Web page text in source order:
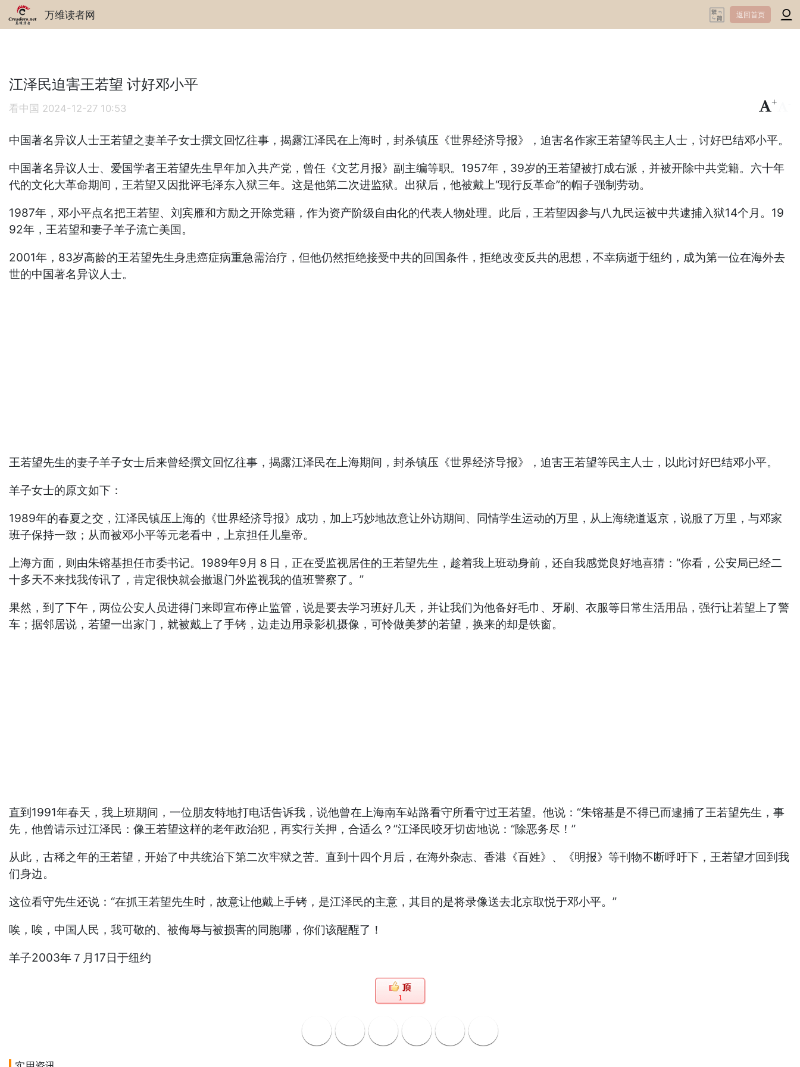
万维读者网 返回首页
江泽民迫害王若望 讨好邓小平
看中国 2024-12-27 10:53
+
中国著名异议人士王若望之妻羊子女士撰文回忆往事，揭露江泽民在上海时，封杀镇压《世界经济导报》，迫害名作家王若望等民主人士，讨好巴结邓小平。
中国著名异议人士、爱国学者王若望先生早年加入共产党，曾任《文艺月报》副主编等职。1957年，39岁的王若望被打成右派，并被开除中共党籍。六十年
代的文化大革命期间，王若望又因批评毛泽东入狱三年。这是他第二次进监狱。出狱后，他被戴上“现行反革命”的帽子强制劳动。
1987年，邓小平点名把王若望、刘宾雁和方励之开除党籍，作为资产阶级自由化的代表人物处理。此后，王若望因参与八九民运被中共逮捕入狱14个月。19
92年，王若望和妻子羊子流亡美国。
2001年，83岁高龄的王若望先生身患癌症病重急需治疗，但他仍然拒绝接受中共的回国条件，拒绝改变反共的思想，不幸病逝于纽约，成为第一位在海外去
世的中国著名异议人士。
王若望先生的妻子羊子女士后来曾经撰文回忆往事，揭露江泽民在上海期间，封杀镇压《世界经济导报》，迫害王若望等民主人士，以此讨好巴结邓小平。
羊子女士的原文如下：
1989年的春夏之交，江泽民镇压上海的《世界经济导报》成功，加上巧妙地故意让外访期间、同情学生运动的万里，从上海绕道返京，说服了万里，与邓家
班子保持一致；从而被邓小平等元老看中，上京担任儿皇帝。
上海方面，则由朱镕基担任市委书记。1989年9月８日，正在受监视居住的王若望先生，趁着我上班动身前，还自我感觉良好地喜猜：“你看，公安局已经二
十多天不来找我传讯了，肯定很快就会撤退门外监视我的值班警察了。”
果然，到了下午，两位公安人员进得门来即宣布停止监管，说是要去学习班好几天，并让我们为他备好毛巾、牙刷、衣服等日常生活用品，强行让若望上了警
车；据邻居说，若望一出家门，就被戴上了手铐，边走边用录影机摄像，可怜做美梦的若望，换来的却是铁窗。
直到1991年春天，我上班期间，一位朋友特地打电话告诉我，说他曾在上海南车站路看守所看守过王若望。他说：“朱镕基是不得已而逮捕了王若望先生，事
先，他曾请示过江泽民：像王若望这样的老年政治犯，再实行关押，合适么？”江泽民咬牙切齿地说：“除恶务尽！”
从此，古稀之年的王若望，开始了中共统治下第二次牢狱之苦。直到十四个月后，在海外杂志、香港《百姓》、《明报》等刊物不断呼吁下，王若望才回到我
们身边。
这位看守先生还说：“在抓王若望先生时，故意让他戴上手铐，是江泽民的主意，其目的是将录像送去北京取悦于邓小平。”
唉，唉，中国人民，我可敬的、被侮辱与被损害的同胞哪，你们该醒醒了！
羊子2003年７月17日于纽约
1